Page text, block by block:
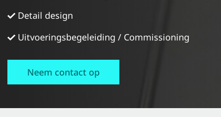
Detail design
Uitvoeringsbegeleiding / Commissioning
Neem contact op